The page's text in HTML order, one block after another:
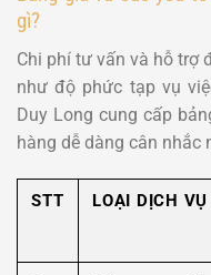
gì?
Chi phí tư vấn và hỗ trợ
như độ phức tạp vụ
Duy Long cung cấp
hàng dễ dàng cân nhắc
STT LOẠI DỊCH VỤ